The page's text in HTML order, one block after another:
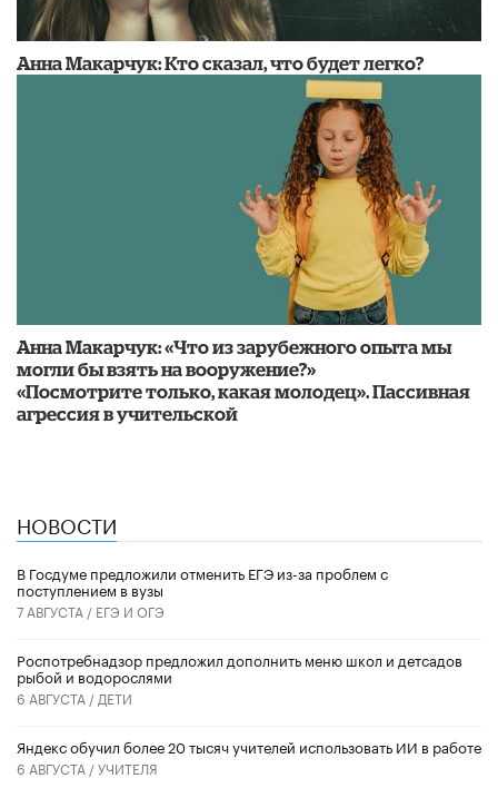
​Анна Макарчук: Кто сказал, что будет легко?
Анна Макарчук: «Что из зарубежного опыта мы
могли бы взять на вооружение?»
«Посмотрите только, какая молодец». Пассивная
агрессия в учительской
НОВОСТИ
В Госдуме предложили отменить ЕГЭ из-за проблем с
поступлением в вузы
7 АВГУСТА / ЕГЭ И ОГЭ
Роспотребнадзор предложил дополнить меню школ и детсадов
рыбой и водорослями
6 АВГУСТА / ДЕТИ
​Яндекс обучил более 20 тысяч учителей использовать ИИ в работе
6 АВГУСТА /УЧИТЕЛЯ